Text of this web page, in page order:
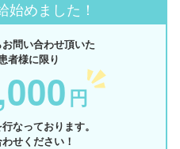
始めました！
問い合わせ頂いた
者様に限り
円
なっております。
せください！